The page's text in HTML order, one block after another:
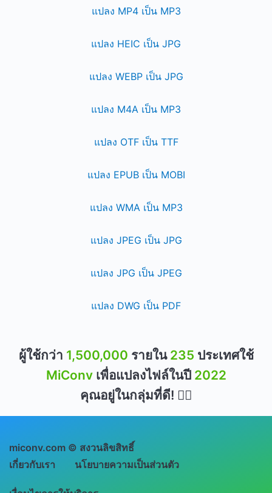
แปลง MP4 เป็น MP3
แปลง HEIC เป็น JPG
แปลง WEBP เป็น JPG
แปลง M4A เป็น MP3
แปลง OTF เป็น TTF
แปลง EPUB เป็น MOBI
แปลง WMA เป็น MP3
แปลง JPEG เป็น JPG
แปลง JPG เป็น JPEG
แปลง DWG เป็น PDF
ผู้ใช้กว่า 1,500,000 รายใน 235 ประเทศใช้
MiConvเพื่อแปลงไฟล์ในปี 2022
คุณอยู่ในกลุ่มที่ดี! 👍🏻
miconv.com © สงวนลิขสิทธิ์
เกี่ยวกับเรา
นโยบายความเป็นส่วนตัว